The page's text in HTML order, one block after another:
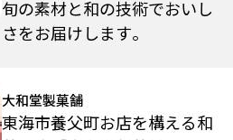
旬の素材と和の技術でおいし
さをお届けします。
東海市養父町お店を構える和
大和堂製菓舗